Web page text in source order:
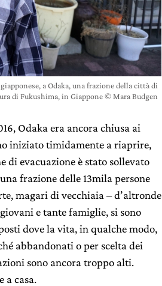
a Odaka, una frazione della città di
di Fukushima, in Giappone © Mara Budgen
Odaka era ancora chiusa ai
iniziato timidamente a riaprire,
di evacuazione è stato sollevato
frazione delle 13mila persone
magari di vecchiaia – d’altronde
e tante famiglie, si sono
dove la vita, in qualche modo,
abbandonati o per scelta dei
sono ancora troppo alti.
a casa.